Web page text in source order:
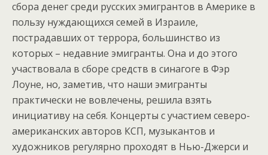
сбора денег среди русских эмигрантов в Америке в
пользу нуждающихся семей в Израиле,
пострадавших от террора, большинство из
которых – недавние эмигранты. Она и до этого
участвовала в сборе средств в синагоге в Фэр
Лоуне, но, заметив, что наши эмигранты
практически не вовлечены, решила взять
инициативу на себя. Концерты с участием северо-
американских авторов КСП, музыкантов и
художников регулярно проходят в Нью-Джерси и